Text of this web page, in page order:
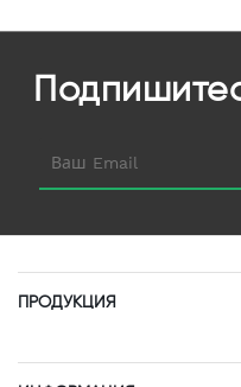
ПРОДУКЦИЯ